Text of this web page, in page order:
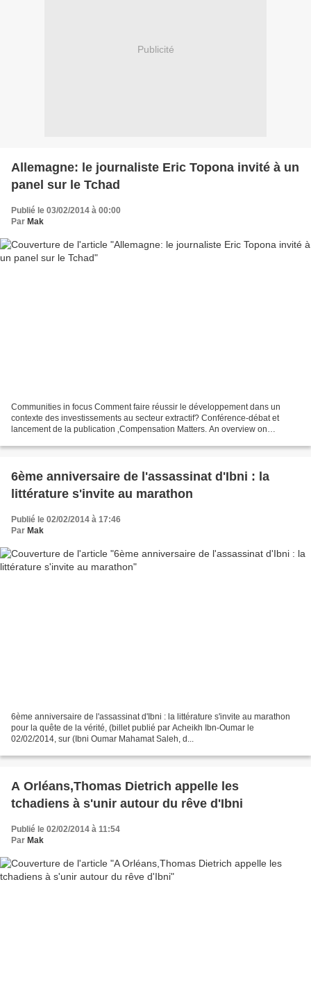
Publicité
Allemagne: le journaliste Eric Topona invité à un
panel sur le Tchad
Publié le 03/02/2014 à 00:00
Par Mak
Communities in focus Comment faire réussir le développement dans un
contexte des investissements au secteur extractif? Conférence-débat et
lancement de la publication ‚Compensation Matters. An overview on
6ème anniversaire de l'assassinat d'Ibni : la
littérature s'invite au marathon
Publié le 02/02/2014 à 17:46
Par Mak
6ème anniversaire de l'assassinat d'Ibni : la littérature s'invite au marathon
pour la quête de la vérité, (billet publié par Acheikh Ibn-Oumar le
02/02/2014, sur (Ibni Oumar Mahamat Saleh, d...
A Orléans,Thomas Dietrich appelle les
tchadiens à s'unir autour du rêve d'Ibni
Publié le 02/02/2014 à 11:54
Par Mak